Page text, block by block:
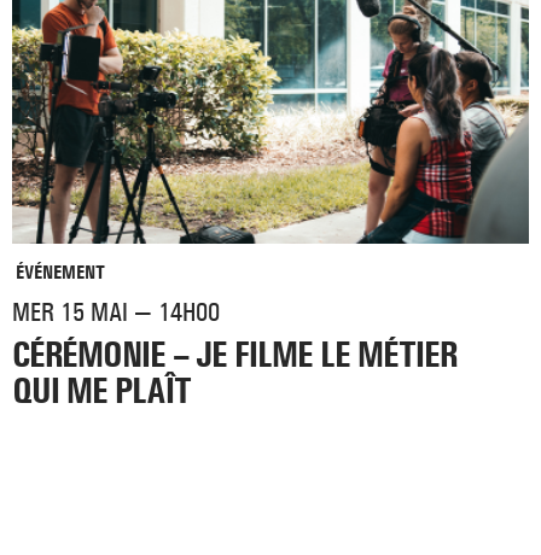
ÉVÉNEMENT
MER 15 MAI — 14H00
CÉRÉMONIE – JE FILME LE MÉTIER
QUI ME PLAÎT